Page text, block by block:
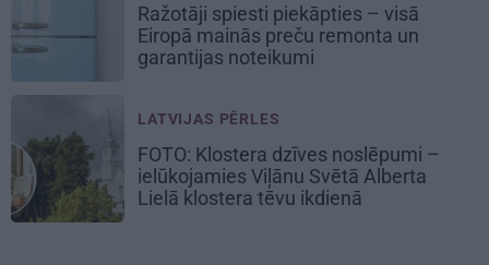
Ražotāji spiesti piekāpties – visā
Eiropā mainās preču remonta un
garantijas noteikumi
LATVIJAS PĒRLES
FOTO: Klostera dzīves noslēpumi –
ielūkojamies Viļānu Svētā Alberta
Lielā klostera tēvu ikdienā